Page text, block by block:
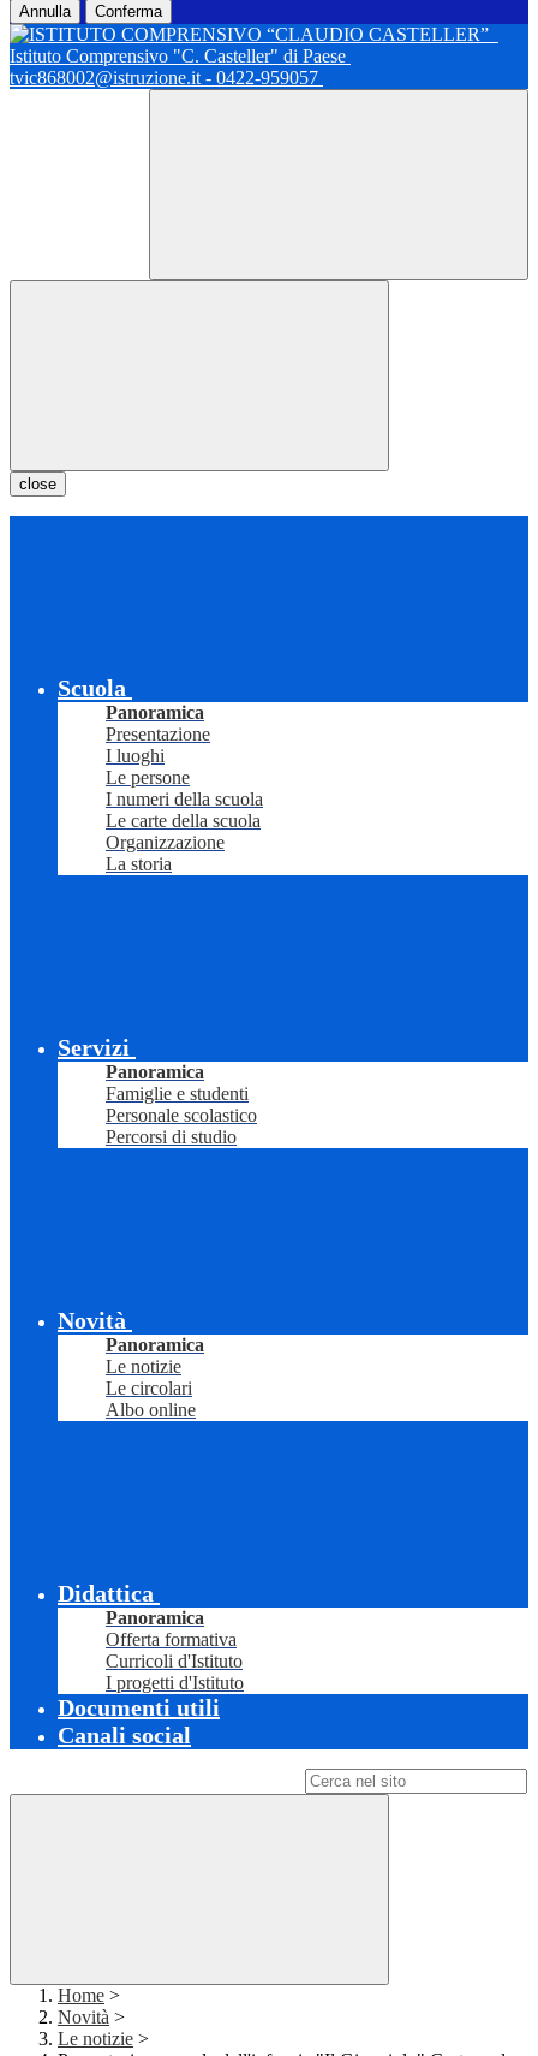
Annulla Conferma
Istituto Comprensivo "C. Casteller" di Paese
tvic868002@istruzione.it - 0422-959057
close
Scuola
Panoramica
Presentazione
I luoghi
Le persone
I numeri della scuola
Le carte della scuola
Organizzazione
La storia
Servizi
Panoramica
Famiglie e studenti
Personale scolastico
Percorsi di studio
Novità
Panoramica
Le notizie
Le circolari
Albo online
Didattica
Panoramica
Offerta formativa
Curricoli d'Istituto
I progetti d'Istituto
Documenti utili
Canali social
Home >
Novità >
Le notizie >